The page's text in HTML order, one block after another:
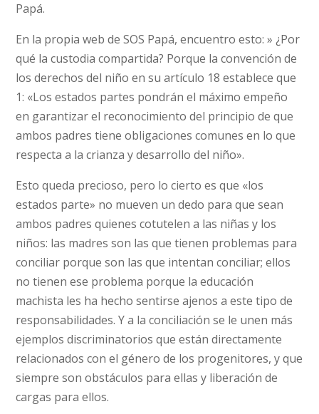
Papá.
En la propia web de SOS Papá, encuentro esto: » ¿Por
qué la custodia compartida? Porque la convención de
los derechos del niño en su artículo 18 establece que
1: «Los estados partes pondrán el máximo empeño
en garantizar el reconocimiento del principio de que
ambos padres tiene obligaciones comunes en lo que
respecta a la crianza y desarrollo del niño».
Esto queda precioso, pero lo cierto es que «los
estados parte» no mueven un dedo para que sean
ambos padres quienes cotutelen a las niñas y los
niños: las madres son las que tienen problemas para
conciliar porque son las que intentan conciliar; ellos
no tienen ese problema porque la educación
machista les ha hecho sentirse ajenos a este tipo de
responsabilidades. Y a la conciliación se le unen más
ejemplos discriminatorios que están directamente
relacionados con el género de los progenitores, y que
siempre son obstáculos para ellas y liberación de
cargas para ellos.